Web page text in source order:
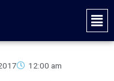
Main
12:00 am